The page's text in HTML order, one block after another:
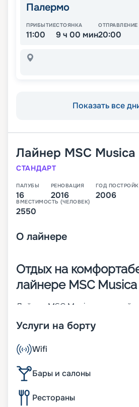
Палермо
ПРИБЫТИЕ
11:00
СТОЯНКА
9 ч 00 мин
ОТПРАВЛЕНИЕ
20:00
Показать все
Лайнер MSC Musica
СТАНДАРТ
ПАЛУБЫ
16
РЕНОВАЦИЯ
2016
ГОД
2006
ВМЕСТИМОСТЬ (ЧЕЛОВЕК)
2550
О лайнере
Отдых на
лайнере MSC Musica
Лайнер MSC Musica – первый
повысить показатели
проведена реновация судна.
них 13 пассажирских) корабле
разместиться до 2 550
трехуровневый атриум с
фортепиано и фонтаном-
характеристики:
Услуги на борту
Wifi
Бары и салоны
Рестораны